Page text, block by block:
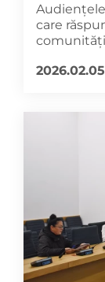
care
2026.02.05